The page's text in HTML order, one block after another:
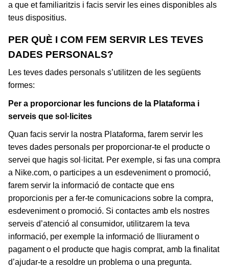
a que et familiaritzis i facis servir les eines disponibles als
teus dispositius.
PER QUÈ I COM FEM SERVIR LES TEVES
DADES PERSONALS?
Les teves dades personals s’utilitzen de les següents
formes:
Per a proporcionar les funcions de la Plataforma i
serveis que sol·licites
Quan facis servir la nostra Plataforma, farem servir les
teves dades personals per proporcionar-te el producte o
servei que hagis sol·licitat. Per exemple, si fas una compra
a Nike.com, o participes a un esdeveniment o promoció,
farem servir la informació de contacte que ens
proporcionis per a fer-te comunicacions sobre la compra,
esdeveniment o promoció. Si contactes amb els nostres
serveis d’atenció al consumidor, utilitzarem la teva
informació, per exemple la informació de lliurament o
pagament o el producte que hagis comprat, amb la finalitat
d’ajudar-te a resoldre un problema o una pregunta.